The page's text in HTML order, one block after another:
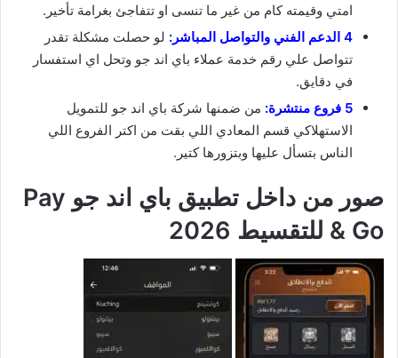
امتي وقيمته كام من غير ما تنسى او تتفاجئ بغرامة تأخير.
4 الدعم الفني والتواصل المباشر:
لو حصلت مشكلة تقدر
تتواصل علي رقم خدمة عملاء باي اند جو وتحل اي استفسار
في دقايق.
5 فروع منتشرة:
من ضمنها شركة باي اند جو للتمويل
الاستهلاكي قسم المعادي اللي بقت من اكتر الفروع اللي
الناس بتسأل عليها وبتزورها كتير.
صور من داخل تطبيق باي اند جو Pay
& Go للتقسيط 2026